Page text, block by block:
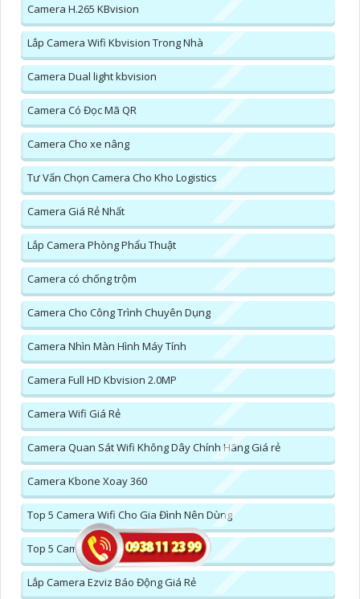
Camera H.265 KBvision
Lắp Camera Wifi Kbvision Trong Nhà
Camera Dual light kbvision
Camera Có Đọc Mã QR
Camera Cho xe nâng
Tư Vấn Chọn Camera Cho Kho Logistics
Camera Giá Rẻ Nhất
Lắp Camera Phòng Phẩu Thuật
Camera có chống trộm
Camera Cho Công Trình Chuyên Dụng
Camera Nhìn Màn Hình Máy Tính
Camera Full HD Kbvision 2.0MP
Camera Wifi Giá Rẻ
Camera Quan Sát Wifi Không Dây Chính Hãng Giá rẻ
Camera Kbone Xoay 360
Top 5 Camera Wifi Cho Gia Đình Nên Dùng
Top 5 Camera Wifi 360 Nên Mua
Lắp Camera Ezviz Báo Động Giá Rẻ